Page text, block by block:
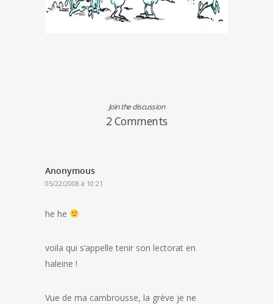
Join the discussion
2 Comments
Anonymous
05/22/2008 à 10:21
he he
voila qui s’appelle tenir son lectorat en
haleine !
Vue de ma cambrousse, la grève je ne